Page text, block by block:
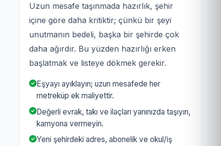
Uzun mesafe taşınmada hazırlık, şehir
içine göre daha kritiktir; çünkü bir şeyi
unutmanın bedeli, başka bir şehirde çok
daha ağırdır. Bu yüzden hazırlığı erken
başlatmak ve listeye dökmek gerekir.
Eşyayı ayıklayın; uzun mesafede her
metreküp ek maliyettir.
Değerli evrak, takı ve ilaçları yanınızda taşıyın,
kamyona vermeyin.
Yeni şehirdeki adres, abonelik ve okul/iş